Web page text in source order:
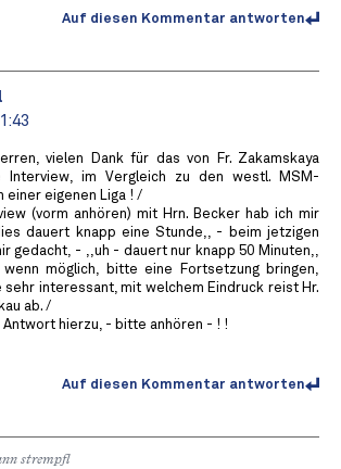
Auf diesen Kommentar antworten
vielen Dank für das von Fr. Zakamskaya
Interview, im Vergleich zu den westl. MSM-
einer eigenen Liga ! /
(vorm anhören) mit Hrn. Becker hab ich mir
dauert knapp eine Stunde,, - beim jetzigen
gedacht, - ,,uh - dauert nur knapp 50 Minuten,,
wenn möglich, bitte eine Fortsetzung bringen,
sehr interessant, mit welchem Eindruck reist Hr.
ab. /
Antwort hierzu, - bitte anhören - ! !
Auf diesen Kommentar antworten
strempfl